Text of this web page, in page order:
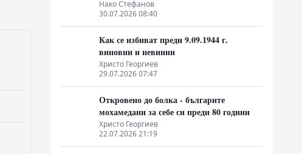
от системата на неолиберализма
Нако Стефанов
30.07.2026 08:40
Как се избиват преди 9.09.1944 г.
виновни и невинни
Христо Георгиев
29.07.2026 07:47
Откровено до болка - българите
мохамедани за себе си преди 80 години
Христо Георгиев
22.07.2026 21:19